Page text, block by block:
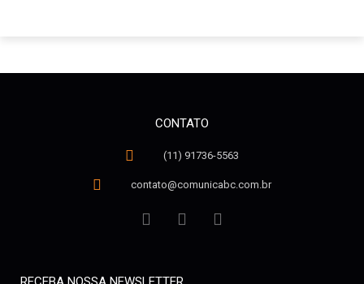
CONTATO
(11) 91736-5563
contato@comunicabc.com.br